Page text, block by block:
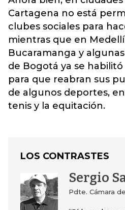
Cartagena no está
clubes sociales para
mientras que en
Bucaramanga y
de Bogotá ya se
para que reabran sus
de algunos deportes,
tenis y la equitación.
LOS CONTRASTES
Sergio
Pdte. Cámara